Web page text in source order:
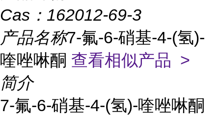
Cas： 162012-69-3
产品名称7-氟-6-硝基-4-(氢)-
喹唑啉酮 查看相似产品 >
简介
7-氟-6-硝基-4-(氢)-喹唑啉酮